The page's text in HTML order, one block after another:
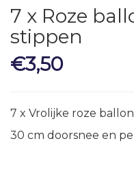
7 x Roze
stippen
€3,50
7 x Vrolijke roze
30 cm doorsnee en